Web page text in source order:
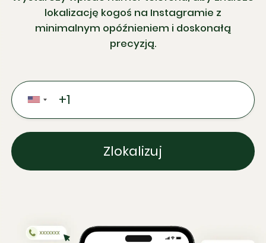
lokalizację kogoś na Instagramie z
minimalnym opóźnieniem i doskonałą
precyzją.
Zlokalizuj